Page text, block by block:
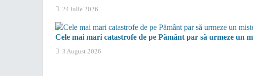
24 Iulie 2026
Cele mai mari catastrofe de pe Pământ par să urmeze un
3 August 2026